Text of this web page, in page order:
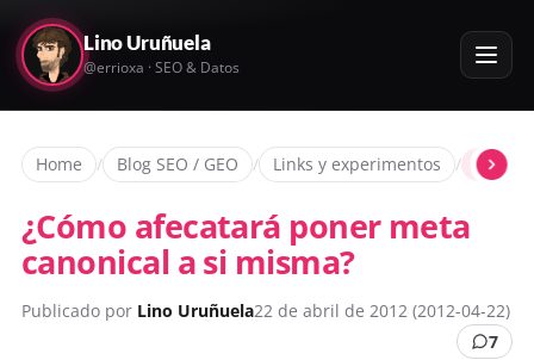
Lino Uruñuela
@errioxa · SEO & Datos
Home / Blog SEO / GEO / Links y experimentos /
¿Cómo afecatará poner meta
canonical a si misma?
Publicado por Lino Uruñuela22 de abril de 2012 (2012-04-22)
7